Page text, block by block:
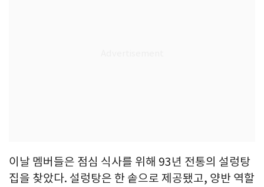
이날 멤버들은 점심 식사를 위해 93년 전통의 설렁탕
집을 찾았다. 설렁탕은 한 솥으로 제공됐고, 양반 역할